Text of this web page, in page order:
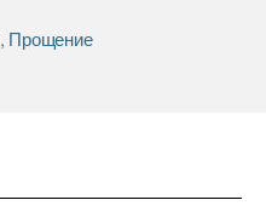
, Прощение